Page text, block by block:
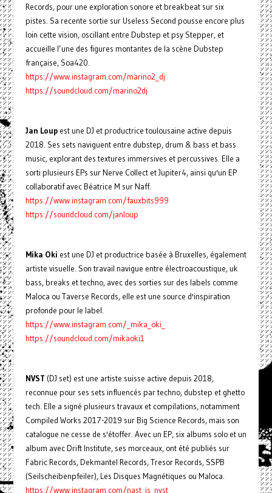
Records, pour une exploration sonore et breakbeat sur six
pistes. Sa recente sortie sur Useless Second pousse encore plus
loin cette vision, oscillant entre Dubstep et psy Stepper, et
accueille l’une des figures montantes de la scène Dubstep
française, Soa420.
https://www.instagram.com/marino2_dj
https://soundcloud.com/marino2dj
Jan Loupest une DJ et productrice toulousaine active depuis
2018. Ses sets naviguent entre dubstep, drum & bass et bass
music, explorant des textures immersives et percussives. Elle a
sorti plusieurs EPs sur Nerve Collect et Jupiter4, ainsi qu'un EP
collaboratif avec Béatrice M sur Naff.
https://www.instagram.com/fauxbits999
https://soundcloud.com/janloup
Mika Oki est une DJ et productrice basée à Bruxelles, également
artiste visuelle. Son travail navigue entre électroacoustique, uk
bass, breaks et techno, avec des sorties sur des labels comme
Maloca ou Taverse Records, elle est une source d'inspiration
profonde pour le label.
https://www.instagram.com/_mika_oki_
https://soundcloud.com/mikaoki1
NVST (DJ set) est une artiste suisse active depuis 2018,
reconnue pour ses sets influencés par techno, dubstep et ghetto
tech. Elle a signé plusieurs travaux et compilations, notamment
Compiled Works 2017-2019 sur Big Science Records, mais son
catalogue ne cesse de s'étoffer. Avec un EP, six albums solo et un
album avec Drift Institute, ses morceaux, ont été publiés sur
Fabric Records, Dekmantel Records, Tresor Records, SSPB
(Seilscheibenpfeiler), Les Disques Magnétiques ou Maloca.
https://www.instagram.com/nast_is_nvst